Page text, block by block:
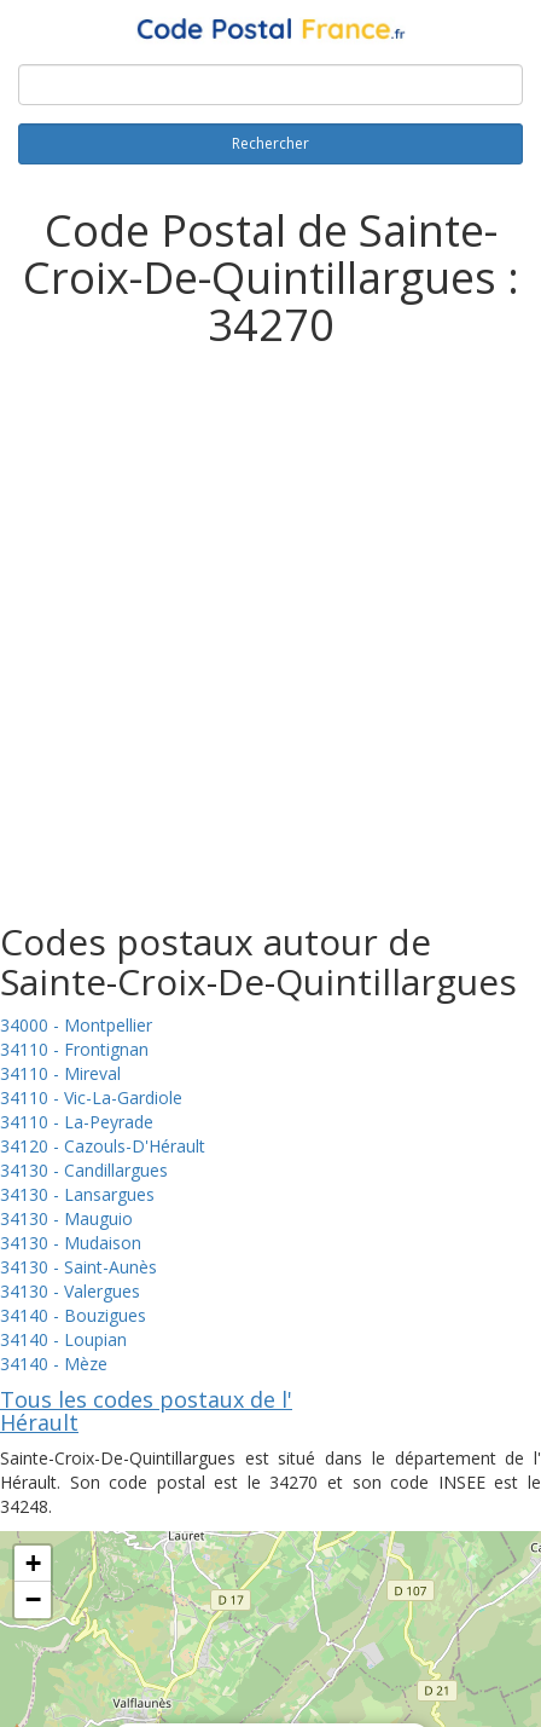
Rechercher
Code Postal de Sainte-
Croix-De-Quintillargues :
34270
Codes postaux autour de
Sainte-Croix-De-Quintillargues
34000 - Montpellier
34110 - Frontignan
34110 - Mireval
34110 - Vic-La-Gardiole
34110 - La-Peyrade
34120 - Cazouls-D'Hérault
34130 - Candillargues
34130 - Lansargues
34130 - Mauguio
34130 - Mudaison
34130 - Saint-Aunès
34130 - Valergues
34140 - Bouzigues
34140 - Loupian
34140 - Mèze
Tous les codes postaux de l'
Hérault
Sainte-Croix-De-Quintillargues est situé dans le département de l'
Hérault. Son code postal est le 34270 et son code INSEE est le
34248.
+
−